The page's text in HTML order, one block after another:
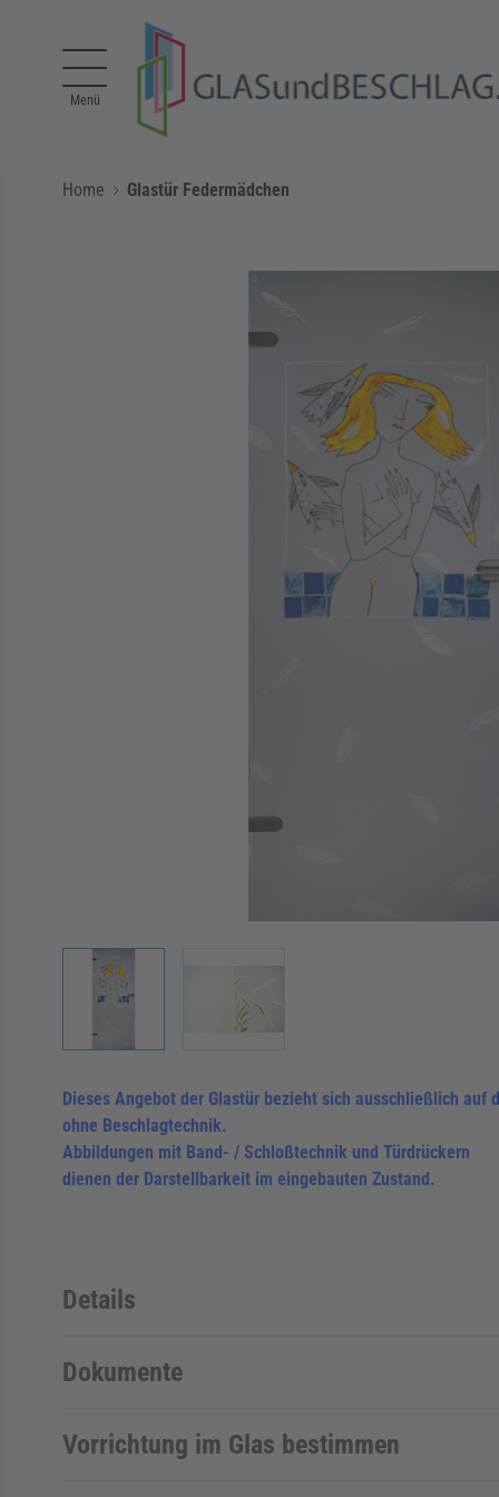
Menü
Home Glastür Federmädchen
View larger image
Dieses Angebot der Glastür bezieht sich ausschließlich auf
ohne Beschlagtechnik.
Abbildungen mit Band- / Schloßtechnik und Türdrückern
dienen der Darstellbarkeit im eingebauten Zustand.
Details
Dokumente
Vorrichtung im Glas bestimmen